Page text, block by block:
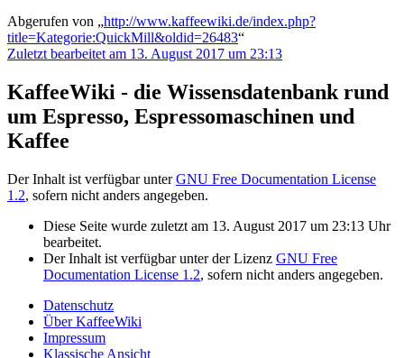
Abgerufen von „http://www.kaffeewiki.de/index.php?
title=Kategorie:QuickMill&oldid=26483“
Zuletzt bearbeitet am 13. August 2017 um 23:13
KaffeeWiki - die Wissensdatenbank rund
um Espresso, Espressomaschinen und
Kaffee
Der Inhalt ist verfügbar unterGNU Free Documentation License
1.2, sofern nicht anders angegeben.
Diese Seite wurde zuletzt am 13. August 2017 um 23:13 Uhr
bearbeitet.
Der Inhalt ist verfügbar unter der Lizenz GNU Free
Documentation License 1.2, sofern nicht anders angegeben.
Datenschutz
Über KaffeeWiki
Impressum
Klassische Ansicht